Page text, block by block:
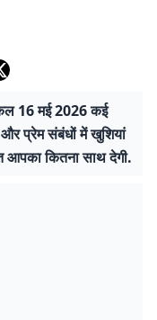
16 मई 2026 कई
प्रेम संबंधों में खुशियां
कितना साथ देगी.